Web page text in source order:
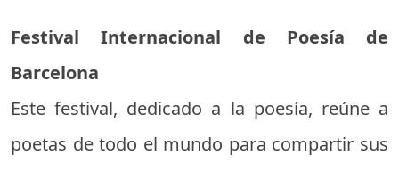
Festival Internacional de Poesía de
Barcelona
Este festival, dedicado a la poesía, reúne a
poetas de todo el mundo para compartir sus